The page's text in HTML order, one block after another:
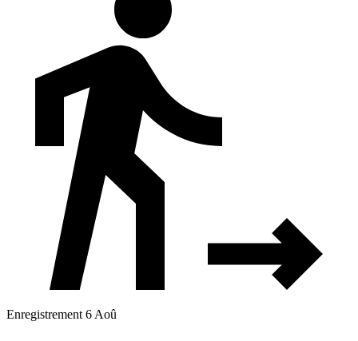
Enregistrement 6 Aoû